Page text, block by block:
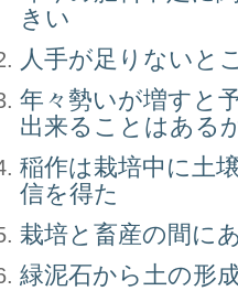
きい
人手が足りないと
年々勢いが増すと
出来ることはある
稲作は栽培中に土
信を得た
栽培と畜産の間に
緑泥石から土の形